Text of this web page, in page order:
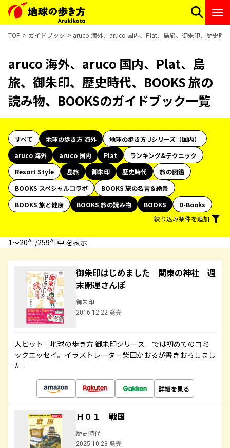
TOP ガイドブック aruco 海外、aruco 国内、Plat、島旅、御朱印、歴史時
aruco 海外、aruco 国内、Plat、島
旅、御朱印、歴史時代、BOOKS 旅の
読み物、BOOKSのガイドブック一覧
すべて 地球の歩き方 海外
地球の歩き方 Jシリーズ（国内）
aruco 海外
aruco 国内 Plat
ランキング&テクニック
Resort Style
島旅 御朱印 歴史時代
旅の図鑑
BOOKS スペシャルコラボ
BOOKS 旅の名言＆絶景
BOOKS 旅と健康
BOOKS 旅の読み物 BOOKS
D-Books
絞り込み条件を追加
1〜20件/259件中 を表示
御朱印はじめました 関東の神社 週
末開運さんぽ
御朱印
2016.12.22 発売
大ヒット「地球の歩き方 御朱印シリーズ」では初めてのコミ
ックエッセイ。イラストレーター柴田かおるが書きおろしまし
た
詳細を見る
Ｈ０１ 戦国
歴史時代
2025.10.23 発売